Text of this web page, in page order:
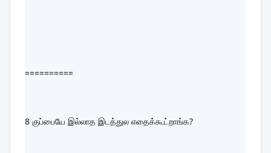
==========
8 குப்பையே இல்லாத இடத்துல எதைக்கூட்றாங்க?